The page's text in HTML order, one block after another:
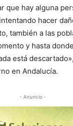
que hay alguna
hacer
también a las
y hasta
está
en Andalucía.
- Anuncio -